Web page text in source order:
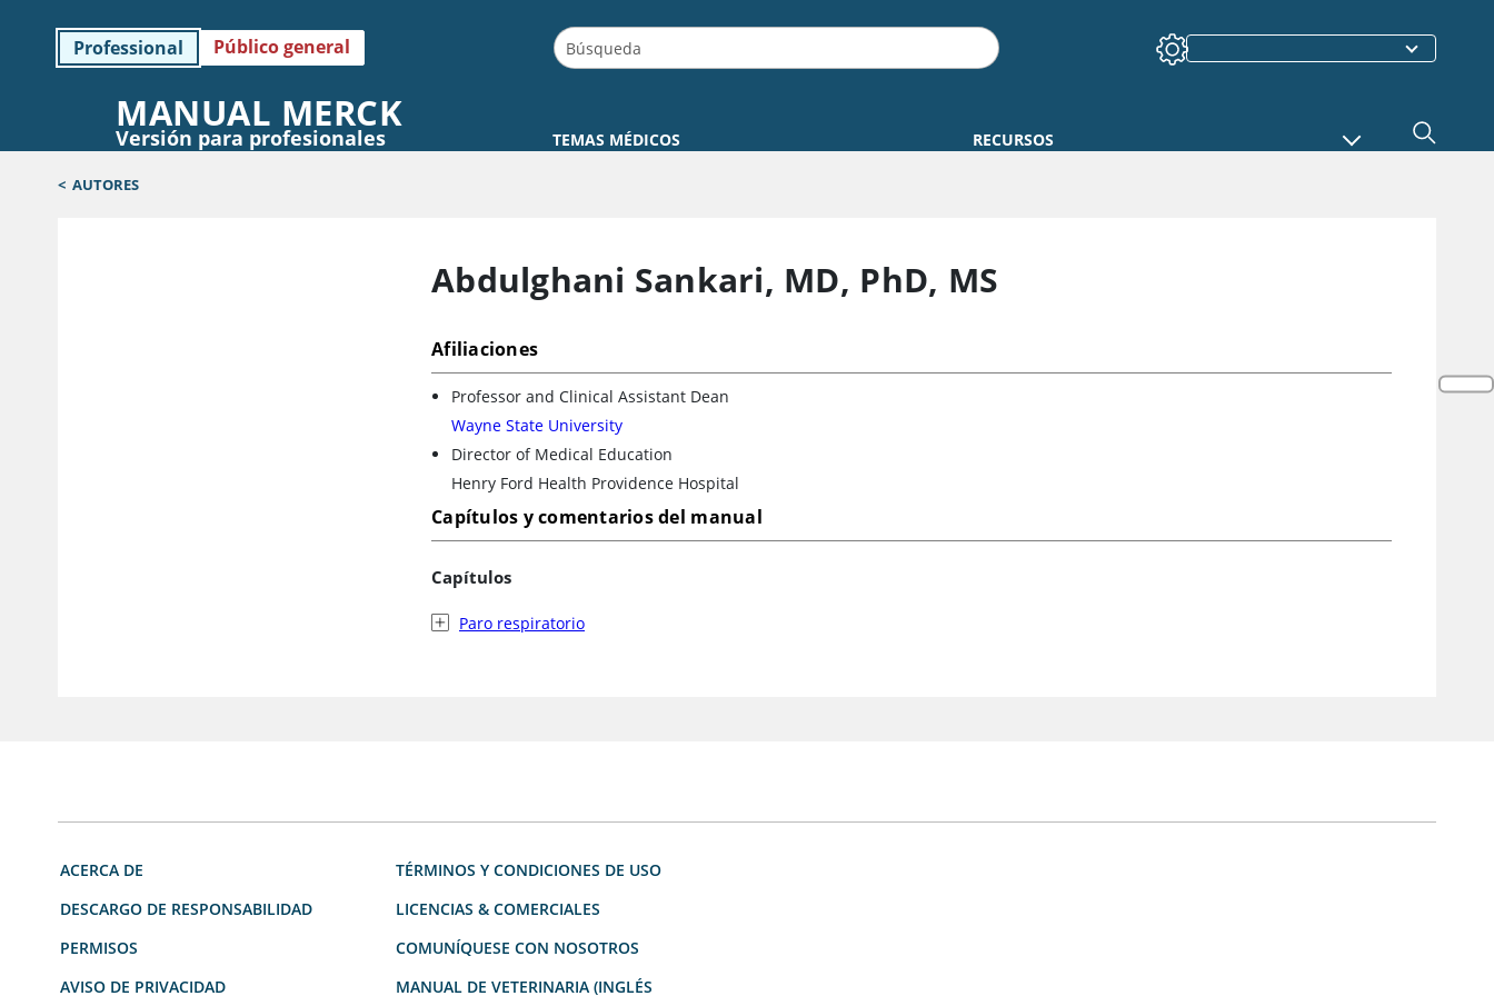
Professional Público general
MANUAL MERCK
Versión para profesionales TEMAS MÉDICOS RECURSOS
< AUTORES
Abdulghani Sankari, MD, PhD, MS
Afiliaciones
Professor and Clinical Assistant Dean
Wayne State University
Director of Medical Education
Henry Ford Health Providence Hospital
Capítulos y comentarios del manual
Capítulos
Paro respiratorio
ACERCA DE
DESCARGO DE RESPONSABILIDAD
PERMISOS
AVISO DE PRIVACIDAD
TÉRMINOS Y CONDICIONES DE USO
LICENCIAS & COMERCIALES
COMUNÍQUESE CON NOSOTROS
MANUAL DE VETERINARIA (INGLÉS